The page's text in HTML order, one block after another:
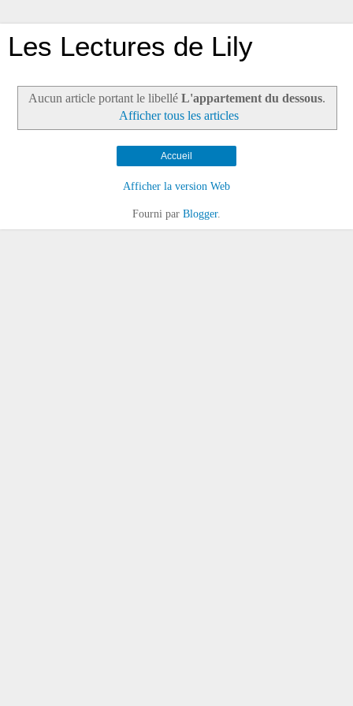
Les Lectures de Lily
Aucun article portant le libellé L'appartement du dessous.
Afficher tous les articles
Accueil
Afficher la version Web
Fourni par Blogger.